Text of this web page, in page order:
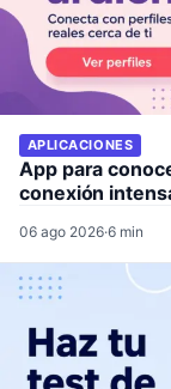
APLICACIONES
App para
conexión
06 ago 2026·6 min